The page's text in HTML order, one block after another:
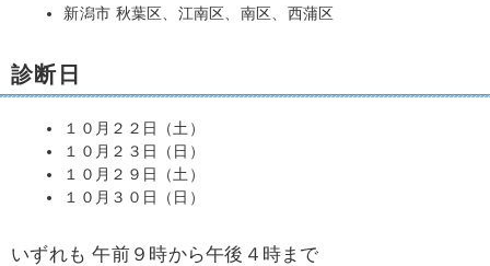
新潟市 秋葉区、江南区、南区、西蒲区
診断日
１０月２２日（土）
１０月２３日（日）
１０月２９日（土）
１０月３０日（日）
いずれも 午前９時から午後４時まで